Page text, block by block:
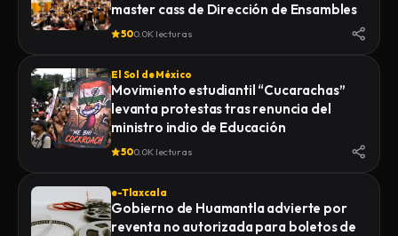
master cass de Dirección de Ensambles
500.0K lecturas
El Sol de México
Movimiento estudiantil “Cucarachas”
levanta protestas tras renuncia del
ministro indio de Educación
500.0K lecturas
e-Tlaxcala
Gobierno de Huamantla advierte por
reventa no autorizada para boletos de